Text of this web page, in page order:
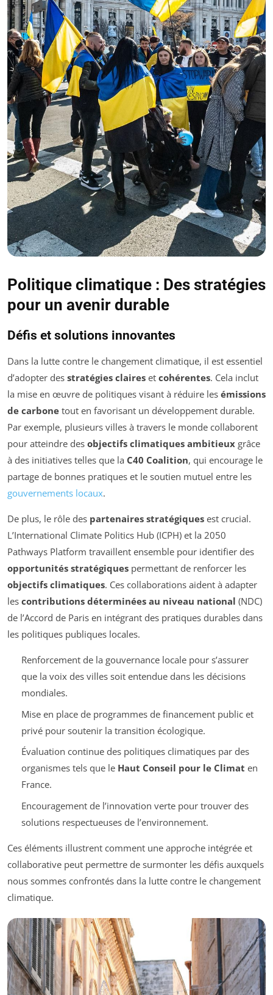
Politique climatique : Des stratégies
pour un avenir durable
Défis et solutions innovantes
Dans la lutte contre le changement climatique, il est essentiel
d’adopter des stratégies claires et cohérentes. Cela inclut
la mise en œuvre de politiques visant à réduire les émissions
de carbone tout en favorisant un développement durable.
Par exemple, plusieurs villes à travers le monde collaborent
pour atteindre des objectifs climatiques ambitieux grâce
à des initiatives telles que la C40 Coalition, qui encourage le
partage de bonnes pratiques et le soutien mutuel entre les
gouvernements locaux.
De plus, le rôle des partenaires stratégiques est crucial.
L’International Climate Politics Hub (ICPH) et la 2050
Pathways Platform travaillent ensemble pour identifier des
opportunités stratégiques permettant de renforcer les
objectifs climatiques. Ces collaborations aident à adapter
les contributions déterminées au niveau national (NDC)
de l’Accord de Paris en intégrant des pratiques durables dans
les politiques publiques locales.
Renforcement de la gouvernance locale pour s’assurer
que la voix des villes soit entendue dans les décisions
mondiales.
Mise en place de programmes de financement public et
privé pour soutenir la transition écologique.
Évaluation continue des politiques climatiques par des
organismes tels que le Haut Conseil pour le Climat en
France.
Encouragement de l’innovation verte pour trouver des
solutions respectueuses de l’environnement.
Ces éléments illustrent comment une approche intégrée et
collaborative peut permettre de surmonter les défis auxquels
nous sommes confrontés dans la lutte contre le changement
climatique.